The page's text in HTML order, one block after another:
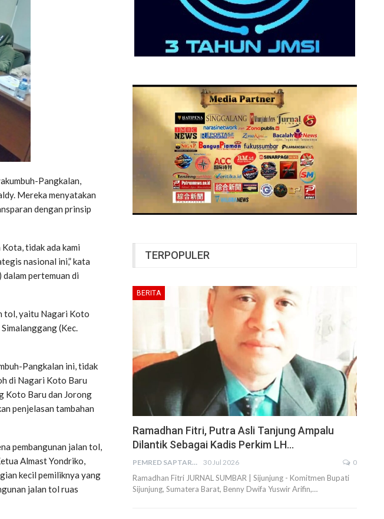
Pangkalan,
Mereka menyatakan
dengan prinsip
tidak ada kami
nasional ini,” kata
pertemuan di
tol, yaitu Nagari Koto
(Kec.
Pangkalan ini, tidak
di Nagari Koto Baru
Koto Baru dan Jorong
penjelasan tambahan
pembangunan jalan tol,
Almast Yondriko,
kecil pemiliknya yang
jalan tol ruas
TERPOPULER
BERITA
Ramadhan Fitri, Putra Asli Tanjung Ampalu
Dilantik Sebagai Kadis Perkim LH…
PEMRED SAPTARIUS 30 Jul 2026 0
Ramadhan Fitri JURNAL SUMBAR | Sijunjung - Komitmen Bupati
Sijunjung, Sumatera Barat, Benny Dwifa Yuswir Arifin,…